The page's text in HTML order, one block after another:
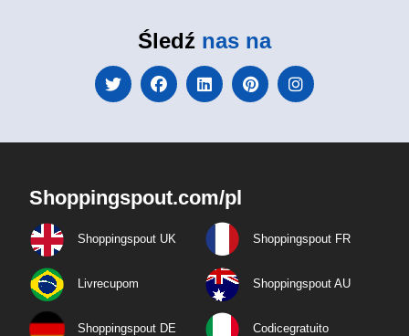
Śledź nas na
Shoppingspout.com/pl
Shoppingspout UK Shoppingspout FR
Livrecupom Shoppingspout AU
Shoppingspout DE Codicegratuito